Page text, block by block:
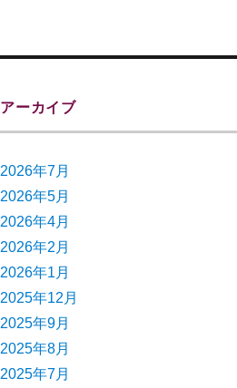
アーカイブ
2026年7月
2026年5月
2026年4月
2026年2月
2026年1月
2025年12月
2025年9月
2025年8月
2025年7月